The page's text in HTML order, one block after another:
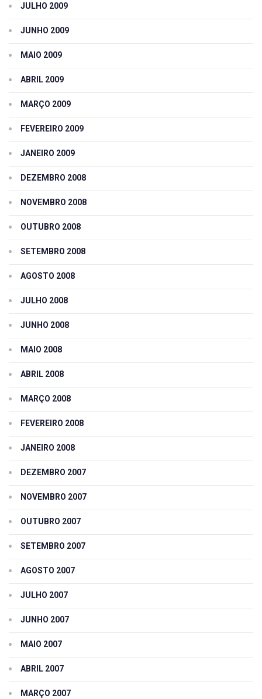
JULHO 2009
JUNHO 2009
MAIO 2009
ABRIL 2009
MARÇO 2009
FEVEREIRO 2009
JANEIRO 2009
DEZEMBRO 2008
NOVEMBRO 2008
OUTUBRO 2008
SETEMBRO 2008
AGOSTO 2008
JULHO 2008
JUNHO 2008
MAIO 2008
ABRIL 2008
MARÇO 2008
FEVEREIRO 2008
JANEIRO 2008
DEZEMBRO 2007
NOVEMBRO 2007
OUTUBRO 2007
SETEMBRO 2007
AGOSTO 2007
JULHO 2007
JUNHO 2007
MAIO 2007
ABRIL 2007
MARÇO 2007